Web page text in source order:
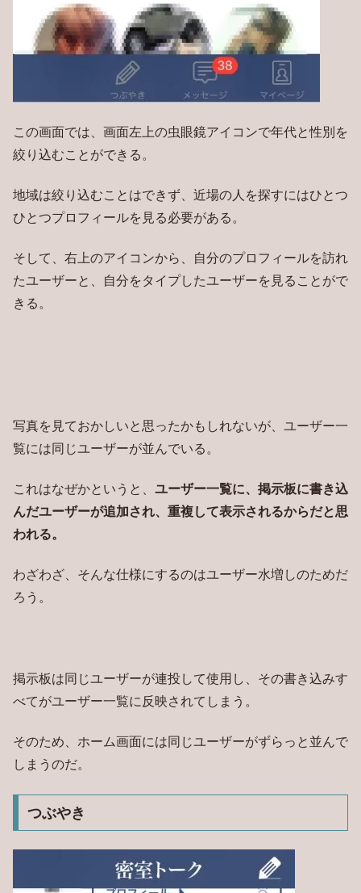
この画面では、画面左上の虫眼鏡アイコンで年代と性別を
絞り込むことができる。
地域は絞り込むことはできず、近場の人を探すにはひとつ
ひとつプロフィールを見る必要がある。
そして、右上のアイコンから、自分のプロフィールを訪れ
たユーザーと、自分をタイプしたユーザーを見ることがで
きる。
写真を見ておかしいと思ったかもしれないが、ユーザー一
覧には同じユーザーが並んでいる。
これはなぜかというと、 ユーザー一覧に、掲示板に書き込
んだユーザーが追加され、重複して表示されるからだと思
われる。
わざわざ、そんな仕様にするのはユーザー水増しのためだ
ろう。
掲示板は同じユーザーが連投して使用し、その書き込みす
べてがユーザー一覧に反映されてしまう。
そのため、ホーム画面には同じユーザーがずらっと並んで
しまうのだ。
つぶやき